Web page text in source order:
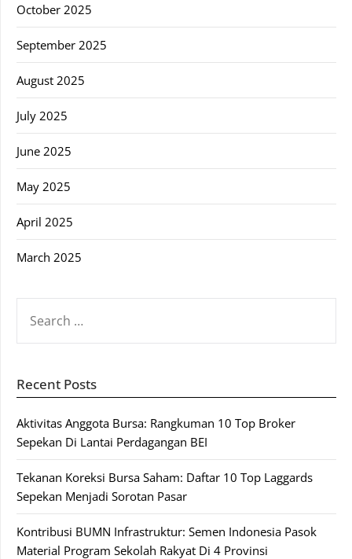
October 2025
September 2025
August 2025
July 2025
June 2025
May 2025
April 2025
March 2025
FOR:
Recent Posts
Aktivitas Anggota Bursa: Rangkuman 10 Top Broker
Sepekan Di Lantai Perdagangan BEI
Tekanan Koreksi Bursa Saham: Daftar 10 Top Laggards
Sepekan Menjadi Sorotan Pasar
Kontribusi BUMN Infrastruktur: Semen Indonesia Pasok
Material Program Sekolah Rakyat Di 4 Provinsi